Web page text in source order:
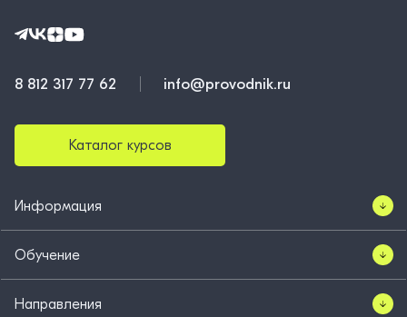
8 812 317 77 62 info@provodnik.ru
Каталог курсов
Информация
Обучение
Направления